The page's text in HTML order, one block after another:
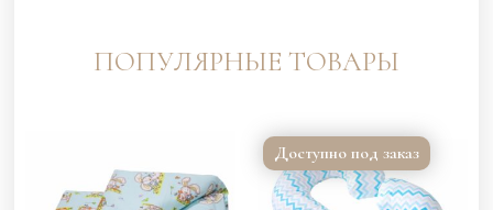
ПОПУЛЯРНЫЕ ТОВАРЫ
Доступно под заказ